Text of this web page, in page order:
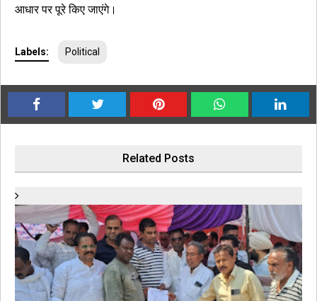
आधार पर पूरे किए जाएंगे।
Labels: Political
Related Posts